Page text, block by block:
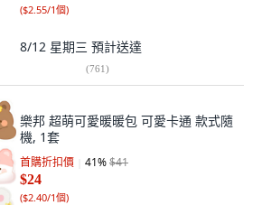
($2.55/1個)
8/12 星期三 預計送達
(761)
樂邦 超萌可愛暖暖包 可愛卡通 款式隨
機, 1套
首購折扣價 41%$41
$24
($2.40/1個)